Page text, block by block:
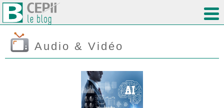
Audio & Vidéo